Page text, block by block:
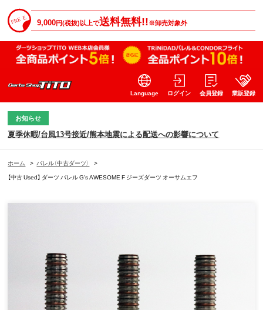
9,000円(税抜)以上で送料無料!!※卸売対象外
Language ログイン 会員登録 業販登録
お知らせ
夏季休暇/台風13号接近/熊本地震による配送への影響について
ホーム > バレル（中古ダーツ）
>
【中古 Used】 ダーツ バレル G's AWESOME F ジーズダーツ オーサムエフ